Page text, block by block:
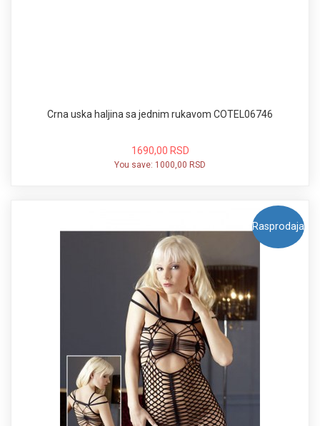
Crna uska haljina sa jednim rukavom COTEL06746
1690,00 RSD
You save: 1000,00 RSD
Rasprodaja